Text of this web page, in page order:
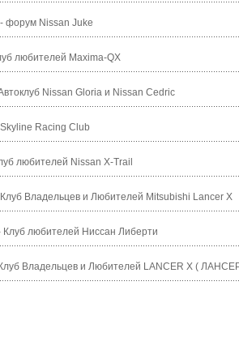
- форум Nissan Juke
любителей Maxima-QX
Nissan Gloria и Nissan Cedric
Racing Club
любителей Nissan X-Trail
Владельцев и Любителей Mitsubishi Lancer X
Клуб любителей Ниссан Либерти
Владельцев и Любителей LANCER X (